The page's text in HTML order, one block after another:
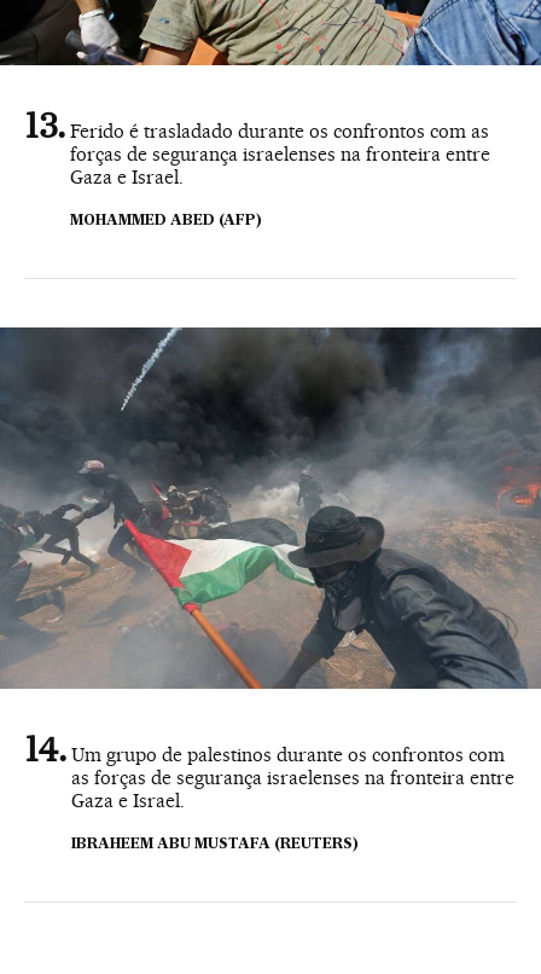
Ferido é trasladado durante os confrontos com as
forças de segurança israelenses na fronteira entre
Gaza e Israel.
MOHAMMED ABED (AFP)
Um grupo de palestinos durante os confrontos com
as forças de segurança israelenses na fronteira entre
Gaza e Israel.
IBRAHEEM ABU MUSTAFA (REUTERS)